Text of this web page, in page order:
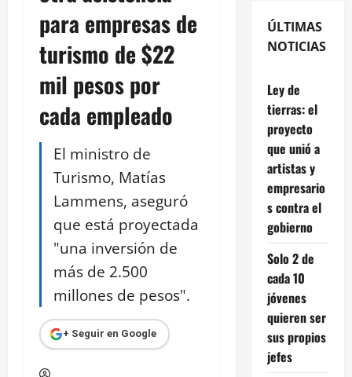
para empresas de
turismo de $22
mil pesos por
cada empleado
El ministro de
Turismo, Matías
Lammens, aseguró
que está proyectada
"una inversión de
más de 2.500
millones de pesos".
+ Seguir en Google
ÚLTIMAS
NOTICIAS
Ley de
tierras: el
proyecto
que unió a
artistas y
empresario
s contra el
gobierno
Solo 2 de
cada 10
jóvenes
quieren ser
sus propios
jefes